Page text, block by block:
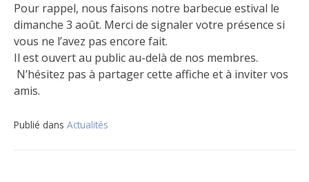
Pour rappel, nous faisons notre barbecue estival le
dimanche 3 août. Merci de signaler votre présence si
vous ne l’avez pas encore fait.
Il est ouvert au public au-delà de nos membres.
N’hésitez pas à partager cette affiche et à inviter vos
amis.
Publié dans Actualités